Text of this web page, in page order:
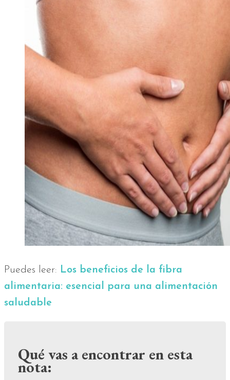
Puedes leer: Los beneficios de la fibra
alimentaria: esencial para una alimentación
saludable
Qué vas a encontrar en esta
nota: